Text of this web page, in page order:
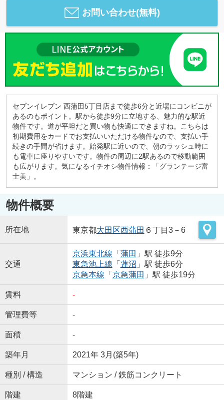
お問い合わせ(無料)
セブンイレブン 西蒲田5丁目店まで徒歩6分と近場にコンビニが
あるのもポイント。駅から徒歩9分に立地する、魅力的な駅近
物件です。道が平坦だと買い物も快適にできますね。こちらは
初期費用をカードでお支払いいただける物件なので、支払い手
続きの手間が省けます。始発駅に近いので、朝のラッシュ時に
も電車に座りやすいです。物件の周辺に2駅あるので移動範囲
も広がります。気になるイチオシ物件情報：「グランテージ富
士美」。
物件概要
所在地 東京都大田区西蒲田 ６丁目3－6
交通
京浜東北線 「 蒲田 」駅 徒歩9分
東急池上線 「 蓮沼 」駅 徒歩6分
京急本線 「 京急蒲田 」駅 徒歩19分
賃料 -
管理費等 -
面積 -
築年月 2021年 3月(築5年)
種別 / 構造 マンション / 鉄筋コンクリート
階建 8階建